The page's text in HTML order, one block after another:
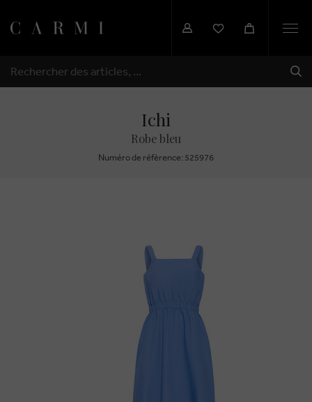
RECHERCHER
Ichi
Robe bleu
Numéro de réfèrence: 525976